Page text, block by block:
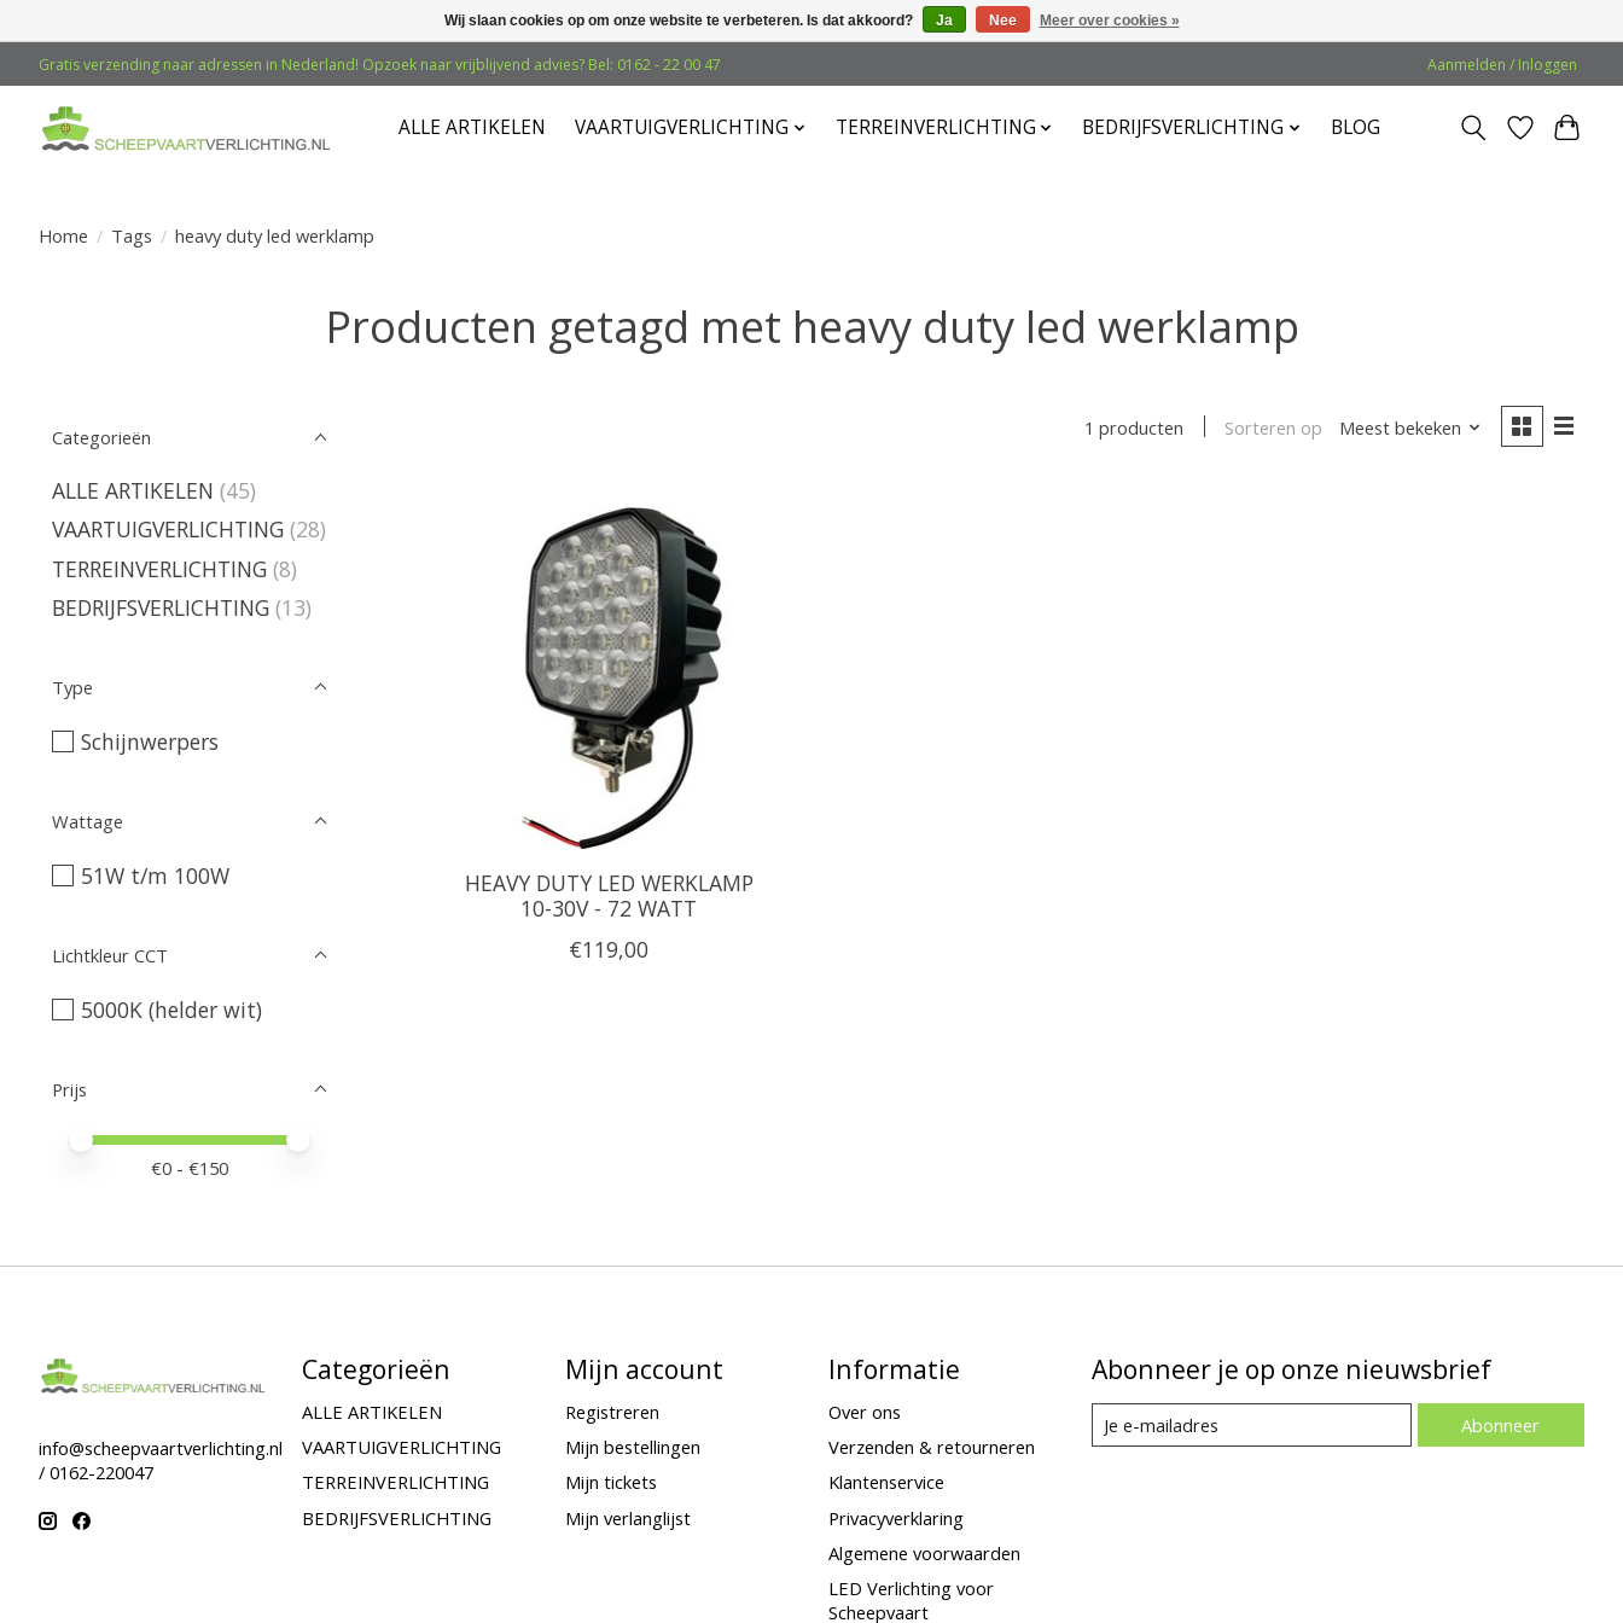
Gratis verzending naar adressen in Nederland! Opzoek naar vrijblijvend advies? Bel: 0162 - 22 00 47 Aanmelden / Inloggen
ALLE ARTIKELEN VAARTUIGVERLICHTING TERREINVERLICHTING BEDRIJFSVERLICHTING BLOG
Home / Tags / heavy duty led werklamp
Producten getagd met heavy duty led werklamp
Categorieën
ALLE ARTIKELEN (45)
VAARTUIGVERLICHTING (28)
TERREINVERLICHTING (8)
BEDRIJFSVERLICHTING (13)
Type
Schijnwerpers
Wattage
51W t/m 100W
Lichtkleur CCT
5000K (helder wit)
Prijs
Minimale prijswaarde
Price maximum value
€0 - €150
1 producten Sorteren op Meest bekeken
HEAVY DUTY LED WERKLAMP
10-30V - 72 WATT
€119,00
info@scheepvaartverlichting.nl
/ 0162-220047
Categorieën
ALLE ARTIKELEN
VAARTUIGVERLICHTING
TERREINVERLICHTING
BEDRIJFSVERLICHTING
Mijn account
Registreren
Mijn bestellingen
Mijn tickets
Mijn verlanglijst
Informatie
Over ons
Verzenden & retourneren
Klantenservice
Privacyverklaring
Algemene voorwaarden
LED Verlichting voor
Scheepvaart
Abonneer je op onze nieuwsbrief
Abonneer
Wij slaan cookies op om onze website te verbeteren. Is dat akkoord? Ja Nee Meer over cookies »